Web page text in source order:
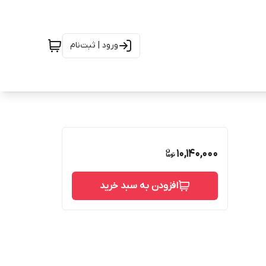
ورود | ثبت‌نام
10,140,000
افزودن به سبد خرید